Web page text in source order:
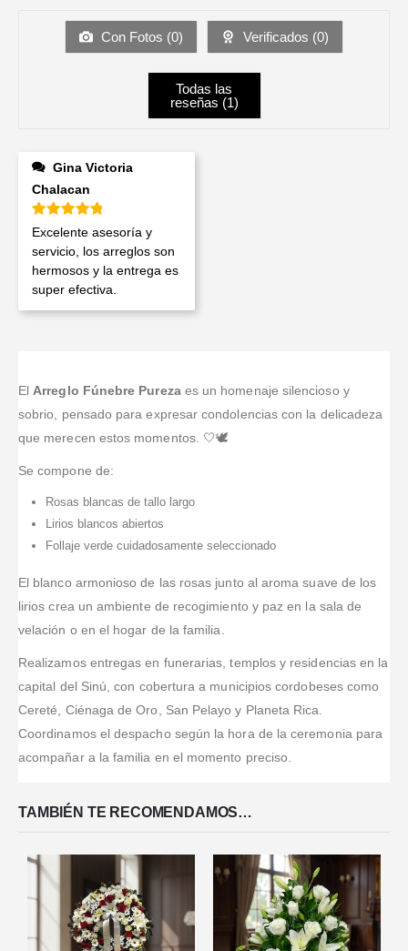
Con Fotos (0) Verificados (0)
Todas las
reseñas (1)
Chalacan
Valorado en de 5
Excelente asesoría y
servicio, los arreglos son
hermosos y la entrega es
super efectiva.
El Arreglo Fúnebre Purezaes un homenaje silencioso y
sobrio, pensado para expresar condolencias con la delicadeza
que merecen estos momentos. 🤍🕊️
Se compone de:
Rosas blancas de tallo largo
Lirios blancos abiertos
Follaje verde cuidadosamente seleccionado
El blanco armonioso de las rosas junto al aroma suave de los
lirios crea un ambiente de recogimiento y paz en la sala de
velación o en el hogar de la familia.
Realizamos entregas en funerarias, templos y residencias en la
capital del Sinú, con cobertura a municipios cordobeses como
Cereté, Ciénaga de Oro, San Pelayo y Planeta Rica.
Coordinamos el despacho según la hora de la ceremonia para
acompañar a la familia en el momento preciso.
TAMBIÉN TE RECOMENDAMOS…